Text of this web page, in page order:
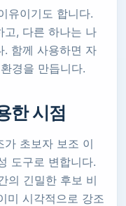
유이기도 합니다.
고, 다른 하나는 나
. 함께 사용하면 자
경을 만듭니다.
한 시점
가 초보자 보조 이
도구로 변합니다.
의 긴밀한 후보 비
미 시각적으로 강조